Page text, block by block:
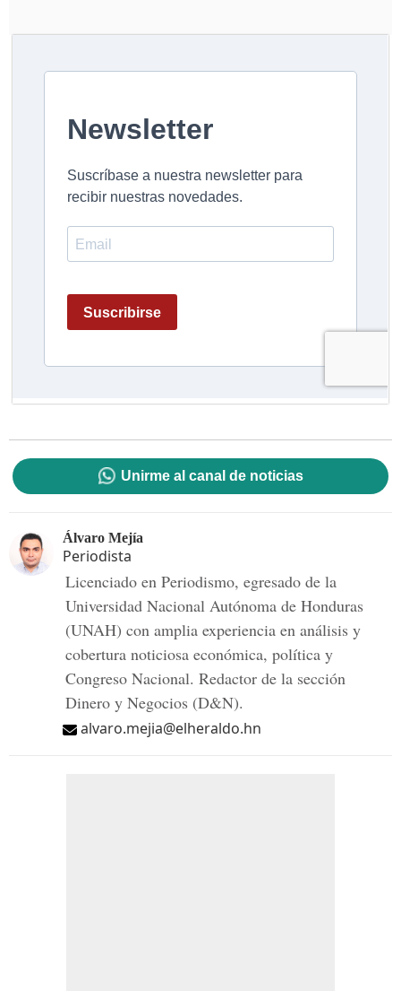
Unirme al canal de noticias
Álvaro Mejía
Periodista
Licenciado en Periodismo, egresado de la
Universidad Nacional Autónoma de Honduras
(UNAH) con amplia experiencia en análisis y
cobertura noticiosa económica, política y
Congreso Nacional. Redactor de la sección
Dinero y Negocios (D&N).
alvaro.mejia@elheraldo.hn